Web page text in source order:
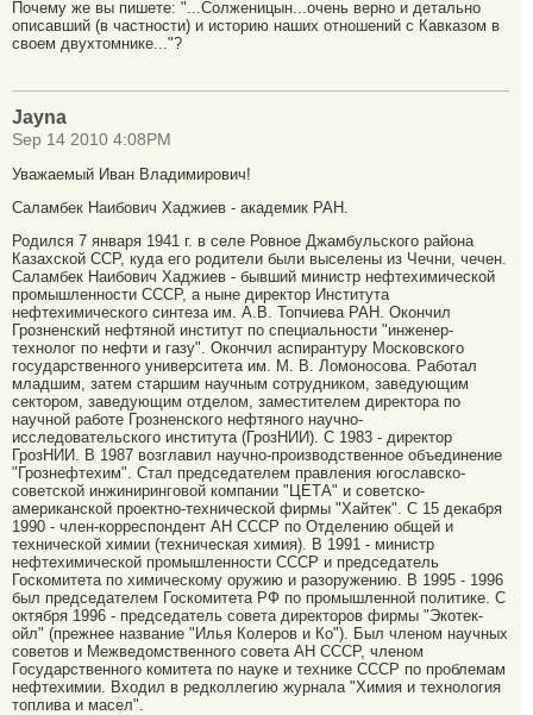
Почему же вы пишете: "...Солженицын...очень верно и детально
описавший (в частности) и историю наших отношений с Кавказом в
своем двухтомнике..."?
Jayna
Sep 14 2010 4:08PM
Уважаемый Иван Владимирович!
Саламбек Наибович Хаджиев - академик РАН.
Родился 7 января 1941 г. в селе Ровное Джамбульского района
Казахской ССР, куда его родители были выселены из Чечни, чечен.
Саламбек Наибович Хаджиев - бывший министр нефтехимической
промышленности СССР, а ныне директор Института
нефтехимического синтеза им. А.В. Топчиева РАН. Окончил
Грозненский нефтяной институт по специальности "инженер-
технолог по нефти и газу". Окончил аспирантуру Московского
государственного университета им. М. В. Ломоносова. Работал
младшим, затем старшим научным сотрудником, заведующим
сектором, заведующим отделом, заместителем директора по
научной работе Грозненского нефтяного научно-
исследовательского института (ГрозНИИ). С 1983 - директор
ГрозНИИ. В 1987 возглавил научно-производственное объединение
"Грознефтехим". Стал председателем правления югославско-
советской инжиниринговой компании "ЦЕТА" и советско-
американской проектно-технической фирмы "Хайтек". С 15 декабря
1990 - член-корреспондент АН СССР по Отделению общей и
технической химии (техническая химия). В 1991 - министр
нефтехимической промышленности СССР и председатель
Госкомитета по химическому оружию и разоружению. В 1995 - 1996
был председателем Госкомитета РФ по промышленной политике. С
октября 1996 - председатель совета директоров фирмы "Экотек-
ойл" (прежнее название "Илья Колеров и Ко"). Был членом научных
советов и Межведомственного совета АН СССР, членом
Государственного комитета по науке и технике СССР по проблемам
нефтехимии. Входил в редколлегию журнала "Химия и технология
топлива и масел".